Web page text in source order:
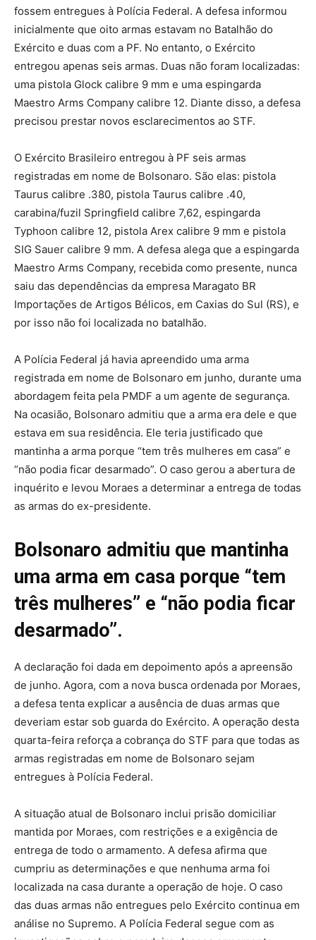
fossem entregues à Polícia Federal. A defesa informou
inicialmente que oito armas estavam no Batalhão do
Exército e duas com a PF. No entanto, o Exército
entregou apenas seis armas. Duas não foram localizadas:
uma pistola Glock calibre 9 mm e uma espingarda
Maestro Arms Company calibre 12. Diante disso, a defesa
precisou prestar novos esclarecimentos ao STF.
O Exército Brasileiro entregou à PF seis armas
registradas em nome de Bolsonaro. São elas: pistola
Taurus calibre .380, pistola Taurus calibre .40,
carabina/fuzil Springfield calibre 7,62, espingarda
Typhoon calibre 12, pistola Arex calibre 9 mm e pistola
SIG Sauer calibre 9 mm. A defesa alega que a espingarda
Maestro Arms Company, recebida como presente, nunca
saiu das dependências da empresa Maragato BR
Importações de Artigos Bélicos, em Caxias do Sul (RS), e
por isso não foi localizada no batalhão.
A Polícia Federal já havia apreendido uma arma
registrada em nome de Bolsonaro em junho, durante uma
abordagem feita pela PMDF a um agente de segurança.
Na ocasião, Bolsonaro admitiu que a arma era dele e que
estava em sua residência. Ele teria justificado que
mantinha a arma porque “tem três mulheres em casa” e
“não podia ficar desarmado”. O caso gerou a abertura de
inquérito e levou Moraes a determinar a entrega de todas
as armas do ex-presidente.
Bolsonaro admitiu que mantinha
uma arma em casa porque “tem
três mulheres” e “não podia ficar
desarmado”.
A declaração foi dada em depoimento após a apreensão
de junho. Agora, com a nova busca ordenada por Moraes,
a defesa tenta explicar a ausência de duas armas que
deveriam estar sob guarda do Exército. A operação desta
quarta-feira reforça a cobrança do STF para que todas as
armas registradas em nome de Bolsonaro sejam
entregues à Polícia Federal.
A situação atual de Bolsonaro inclui prisão domiciliar
mantida por Moraes, com restrições e a exigência de
entrega de todo o armamento. A defesa afirma que
cumpriu as determinações e que nenhuma arma foi
localizada na casa durante a operação de hoje. O caso
das duas armas não entregues pelo Exército continua em
análise no Supremo. A Polícia Federal segue com as